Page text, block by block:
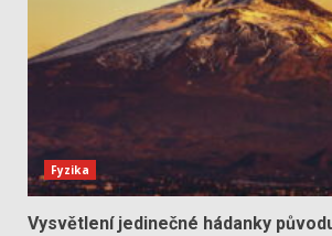
Fyzika
Vysvětlení jedinečné hádanky